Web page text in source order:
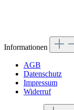
Informationen
AGB
Datenschutz
Impressum
Widerruf